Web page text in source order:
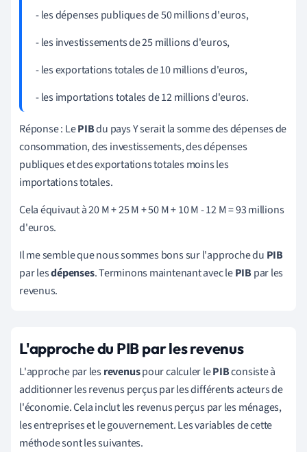
- les dépenses publiques de 50 millions d'euros,
- les investissements de 25 millions d'euros,
- les exportations totales de 10 millions d'euros,
- les importations totales de 12 millions d'euros.
Réponse : LePIBdu pays Y serait la somme des dépenses de
consommation, des investissements, des dépenses
publiques et des exportations totales moins les
importations totales.
Cela équivaut à 20 M + 25 M + 50 M + 10 M - 12 M = 93 millions
d'euros.
Il me semble que nous sommes bons sur l'approche du PIB
par lesdépenses. Terminons maintenant avec lePIB par les
revenus.
L'approche du PIB par les revenus
L'approche par lesrevenuspour calculer lePIBconsiste à
additionner les revenus perçus par les différents acteurs de
l'économie. Cela inclut les revenus perçus par les ménages,
les entreprises et le gouvernement. Les variables de cette
méthode sont les suivantes.